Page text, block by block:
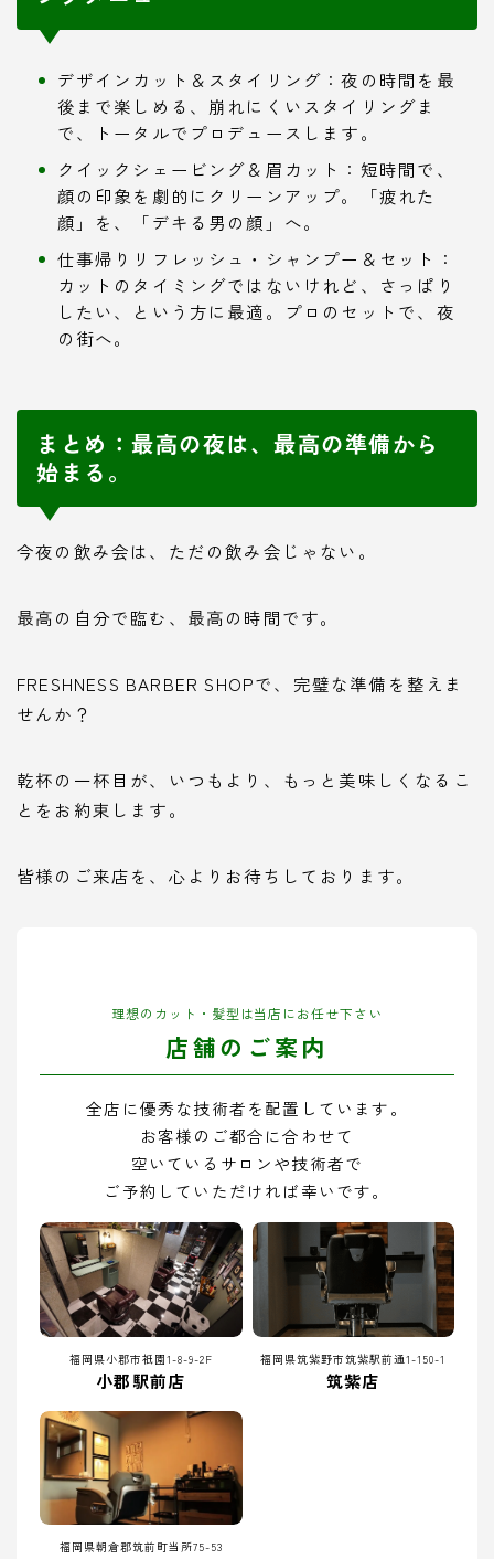
デザインカット＆スタイリング：夜の時間を最
後まで楽しめる、崩れにくいスタイリングま
で、トータルでプロデュースします。
クイックシェービング＆眉カット：短時間で、
顔の印象を劇的にクリーンアップ。「疲れた
顔」を、「デキる男の顔」へ。
仕事帰りリフレッシュ・シャンプー＆セット：
カットのタイミングではないけれど、さっぱり
したい、という方に最適。プロのセットで、夜
の街へ。
まとめ：最高の夜は、最高の準備から
始まる。
今夜の飲み会は、ただの飲み会じゃない。
最高の自分で臨む、最高の時間です。
FRESHNESS BARBER SHOPで、完璧な準備を整えま
せんか？
乾杯の一杯目が、いつもより、もっと美味しくなるこ
とをお約束します。
皆様のご来店を、心よりお待ちしております。
理想のカット・髪型は当店にお任せ下さい
店舗のご案内
全店に優秀な技術者を配置しています。
お客様のご都合に合わせて
空いているサロンや技術者で
ご予約していただければ幸いです。
福岡県小郡市祇園1-8-9-2F
小郡駅前店
福岡県筑紫野市筑紫駅前通1-150-1
筑紫店
福岡県朝倉郡筑前町当所75-53